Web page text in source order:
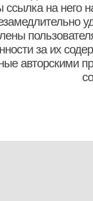
ссылка на него
за их
авторскими